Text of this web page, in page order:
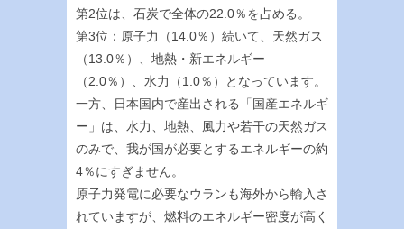
第2位は、石炭で全体の22.0％を占める。
第3位：原子力（14.0％）続いて、天然ガス
（13.0％）、地熱・新エネルギー
（2.0％）、水力（1.0％）となっています。
一方、日本国内で産出される「国産エネルギ
ー」は、水力、地熱、風力や若干の天然ガス
のみで、我が国が必要とするエネルギーの約
4％にすぎません。
原子力発電に必要なウランも海外から輸入さ
れていますが、燃料のエネルギー密度が高く